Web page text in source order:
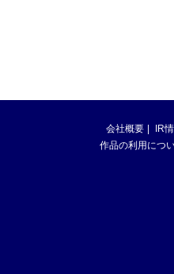
会社概要 IR
作品の利用につ